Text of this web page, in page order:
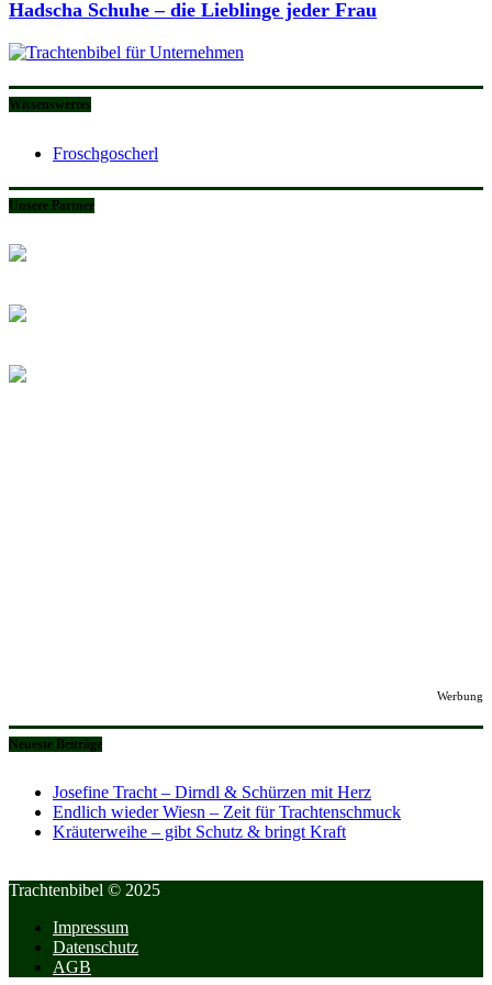
Hadscha Schuhe – die Lieblinge jeder Frau
Wissenswertes
Froschgoscherl
Unsere Partner
Werbung
Neueste Beiträge
Josefine Tracht – Dirndl & Schürzen mit Herz
Endlich wieder Wiesn – Zeit für Trachtenschmuck
Kräuterweihe – gibt Schutz & bringt Kraft
Trachtenbibel © 2025
Impressum
Datenschutz
AGB